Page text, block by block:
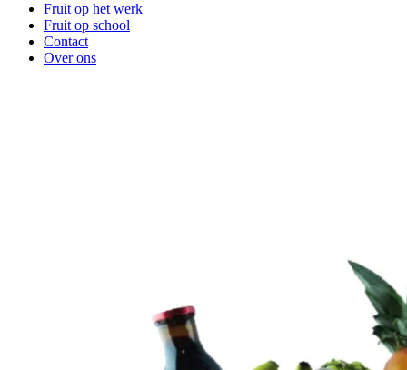
Fruit op het werk
Fruit op school
Contact
Over ons